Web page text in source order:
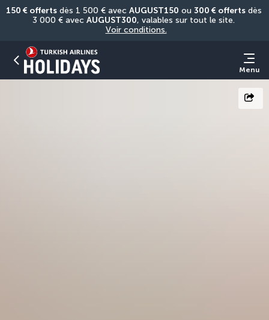
150 € offerts dès 1 500 € avec AUGUST150 ou 300 € offerts dès
3 000 € avec AUGUST300
Voir conditions.
Menu